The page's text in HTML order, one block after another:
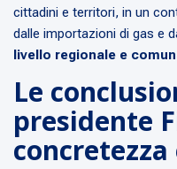
cittadini e territori, in un
dalle importazioni di gas e
livello regionale e
Le
presidente